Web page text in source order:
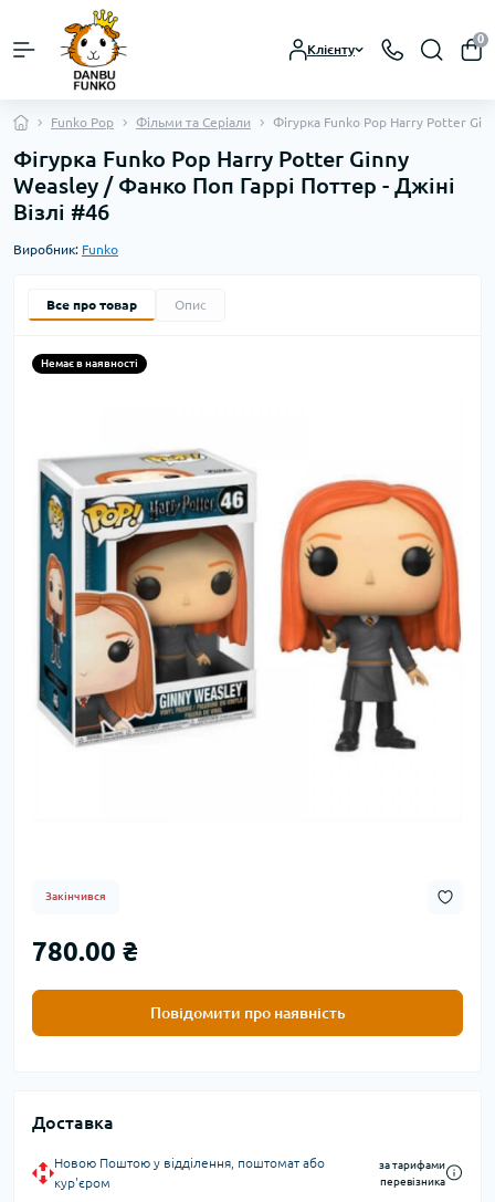
Клієнту
0
Funko Pop Фільми та Серіали Фігурка Funko Pop Harry Potter
Фігурка Funko Pop Harry Potter Ginny
Weasley / Фанко Поп Гаррі Поттер - Джіні
Візлі #46
Виробник: Funko
Все про товар Опис
Немає в наявності
Закінчився
780.00 ₴
Повідомити про наявність
Доставка
Новою Поштою у відділення, поштомат або
кур'єром
за тарифами
перевізника